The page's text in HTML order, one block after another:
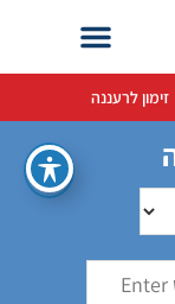
זימון לרעננה